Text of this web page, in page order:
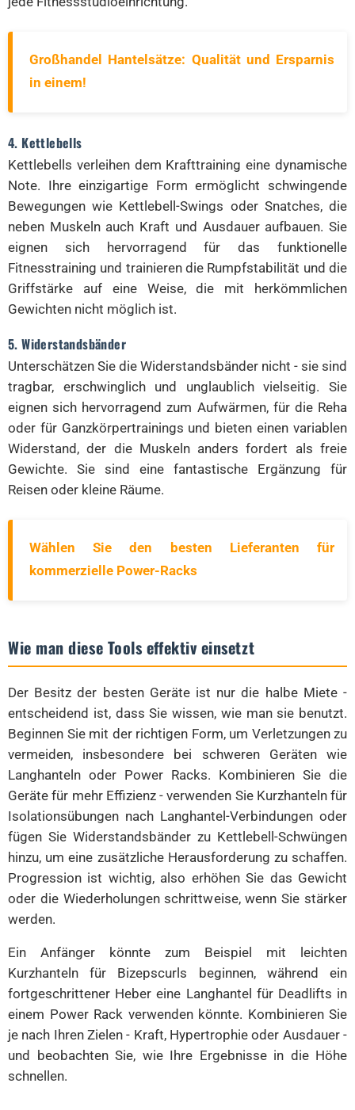
Großhandel Hantelsätze: Qualität und Ersparnis
in einem!
4. Kettlebells
Kettlebells verleihen dem Krafttraining eine dynamische
Note. Ihre einzigartige Form ermöglicht schwingende
Bewegungen wie Kettlebell-Swings oder Snatches, die
neben Muskeln auch Kraft und Ausdauer aufbauen. Sie
eignen sich hervorragend für das funktionelle
Fitnesstraining und trainieren die Rumpfstabilität und die
Griffstärke auf eine Weise, die mit herkömmlichen
Gewichten nicht möglich ist.
5. Widerstandsbänder
Unterschätzen Sie die Widerstandsbänder nicht - sie sind
tragbar, erschwinglich und unglaublich vielseitig. Sie
eignen sich hervorragend zum Aufwärmen, für die Reha
oder für Ganzkörpertrainings und bieten einen variablen
Widerstand, der die Muskeln anders fordert als freie
Gewichte. Sie sind eine fantastische Ergänzung für
Reisen oder kleine Räume.
Wählen Sie den besten Lieferanten für
kommerzielle Power-Racks
Wie man diese Tools effektiv einsetzt
Der Besitz der besten Geräte ist nur die halbe Miete -
entscheidend ist, dass Sie wissen, wie man sie benutzt.
Beginnen Sie mit der richtigen Form, um Verletzungen zu
vermeiden, insbesondere bei schweren Geräten wie
Langhanteln oder Power Racks. Kombinieren Sie die
Geräte für mehr Effizienz - verwenden Sie Kurzhanteln für
Isolationsübungen nach Langhantel-Verbindungen oder
fügen Sie Widerstandsbänder zu Kettlebell-Schwüngen
hinzu, um eine zusätzliche Herausforderung zu schaffen.
Progression ist wichtig, also erhöhen Sie das Gewicht
oder die Wiederholungen schrittweise, wenn Sie stärker
werden.
Ein Anfänger könnte zum Beispiel mit leichten
Kurzhanteln für Bizepscurls beginnen, während ein
fortgeschrittener Heber eine Langhantel für Deadlifts in
einem Power Rack verwenden könnte. Kombinieren Sie
je nach Ihren Zielen - Kraft, Hypertrophie oder Ausdauer -
und beobachten Sie, wie Ihre Ergebnisse in die Höhe
schnellen.